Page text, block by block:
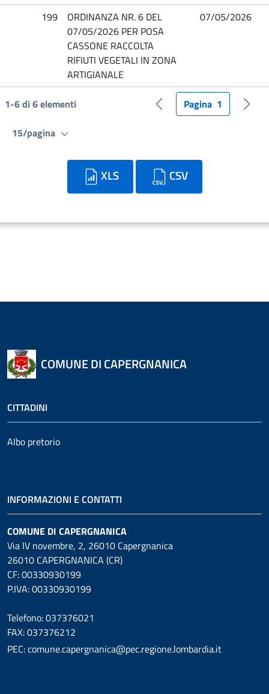
199
ORDINANZA NR. 6 DEL
07/05/2026 PER POSA
CASSONE RACCOLTA
RIFIUTI VEGETALI IN ZONA
ARTIGIANALE
07/05/2026
1-6 di 6 elementi Pagina precedente
Pagina 1
15/pagina
XLS CSV
COMUNE DI CAPERGNANICA
CITTADINI
Albo pretorio
INFORMAZIONI E CONTATTI
COMUNE DI CAPERGNANICA
Via IV novembre, 2, 26010 Capergnanica
26010 CAPERGNANICA (CR)
CF: 00330930199
P.IVA: 00330930199
Telefono: 037376021
FAX: 037376212
PEC: comune.capergnanica@pec.regione.lombardia.it